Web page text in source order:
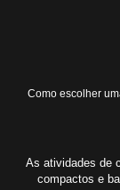
Como escolher
As atividades de
compactos e